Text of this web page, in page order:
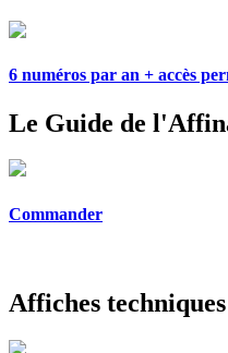
6 numéros par an + accès
Le Guide de
Commander
Affiches